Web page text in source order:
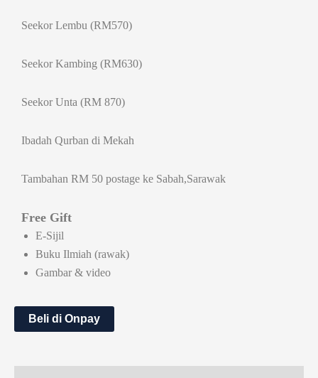
Seekor Lembu (RM570)
Seekor Kambing (RM630)
Seekor Unta (RM 870)
Ibadah Qurban di Mekah
Tambahan RM 50 postage ke Sabah,Sarawak
Free Gift
E-Sijil
Buku Ilmiah (rawak)
Gambar & video
Beli di Onpay